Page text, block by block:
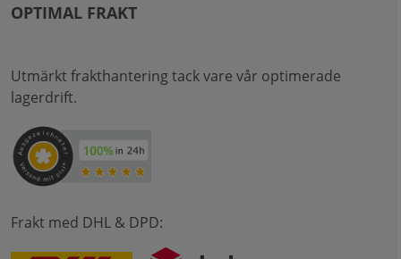
OPTIMAL FRAKT
Utmärkt frakthantering tack vare vår optimerade
lagerdrift.
Frakt med DHL & DPD: